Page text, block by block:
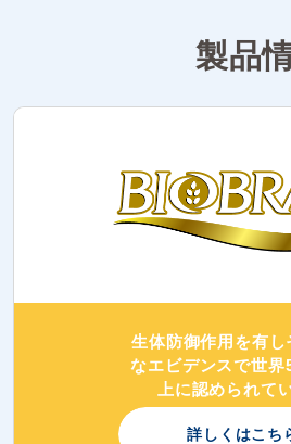
製品
生体防御作用を有し
なエビデンスで世界
上に認められて
詳しくはこち